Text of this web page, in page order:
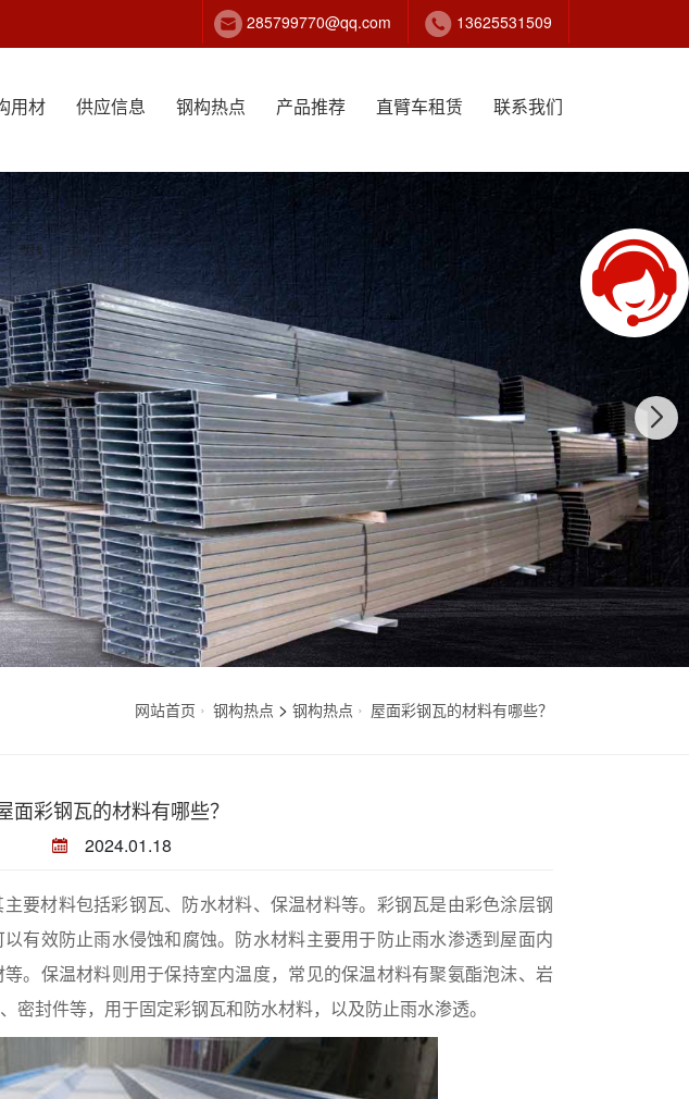
285799770@qq.com 13625531509
用材 供应信息 钢构热点 产品推荐 直臂车租赁 联系我们
网站首页 钢构热点 > 钢构热点 屋面彩钢瓦的材料有哪些？
面彩钢瓦的材料有哪些？
2024.01.18
要材料包括彩钢瓦、防水材料、保温材料等。彩钢瓦是由彩色涂层钢
有效防止雨水侵蚀和腐蚀。防水材料主要用于防止雨水渗透到屋面内
。保温材料则用于保持室内温度，常见的保温材料有聚氨酯泡沫、岩
密封件等，用于固定彩钢瓦和防水材料，以及防止雨水渗透。